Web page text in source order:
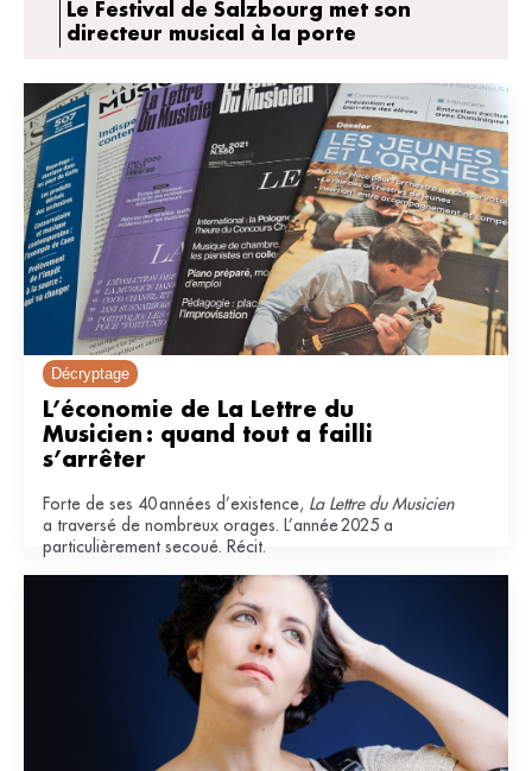
Le Festival de Salzbourg met son
directeur musical à la porte
Décryptage
L’économie de La Lettre du
Musicien : quand tout a failli
s’arrêter
Forte de ses 40 années d’existence, La Lettre du Musicien
a traversé de nombreux orages. L’année 2025 a
particulièrement secoué. Récit.